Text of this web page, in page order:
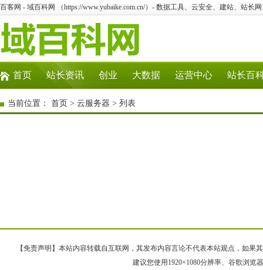
百客网 - 域百科网 （https://www.yubaike.com.cn/）- 数据工具、云安全、建站、站长
首页 站长资讯 创业 大数据 运营中心 站长百
当前位置： 首页 > 云服务器 > 列表
【免责声明】本站内容转载自互联网，其发布内容言论不代表本站观点，如果
建议您使用1920×1080分辨率、谷歌浏览